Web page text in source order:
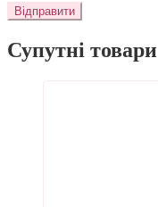
Супутні товари